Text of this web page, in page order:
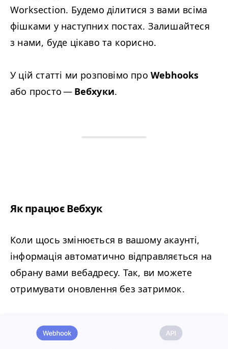
Worksection. Будемо ділитися з вами всіма
фішками у наступних постах. Залишайтеся
з нами, буде цікаво та корисно.
У цій статті ми розповімо про Webhooks
або просто — Вебхуки.
Як працює Вебхук
Коли щось змінюється в вашому акаунті,
інформація автоматично відправляється на
обрану вами вебадресу. Так, ви можете
отримувати оновлення без затримок.